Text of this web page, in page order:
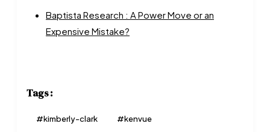
Baptista Research : A Power Move or an
Expensive Mistake?
Tags :
#kimberly-clark #kenvue